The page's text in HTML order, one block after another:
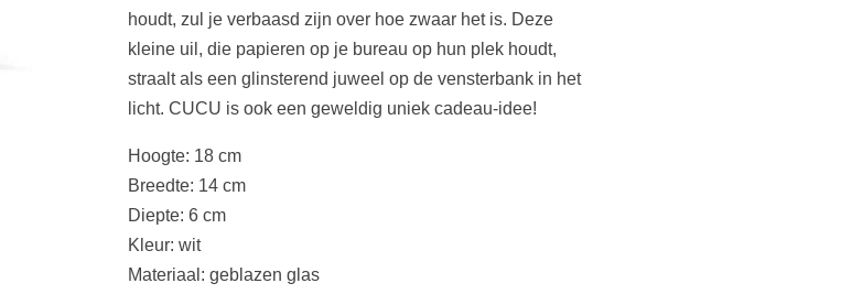
houdt, zul je verbaasd zijn over hoe zwaar het is. Deze
kleine uil, die papieren op je bureau op hun plek houdt,
straalt als een glinsterend juweel op de vensterbank in het
licht. CUCU is ook een geweldig uniek cadeau-idee!
Hoogte: 18 cm
Breedte: 14 cm
Diepte: 6 cm
Kleur: wit
Materiaal: geblazen glas